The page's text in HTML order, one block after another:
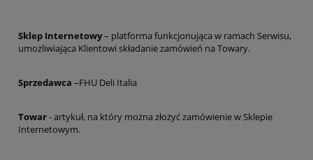
Sklep Internetowy– platforma funkcjonująca w ramach Serwisu,
umożliwiająca Klientowi składanie zamówień na Towary.
Sprzedawca –FHU Deli Italia
Towar- artykuł, na który można złożyć zamówienie w Sklepie
Internetowym.